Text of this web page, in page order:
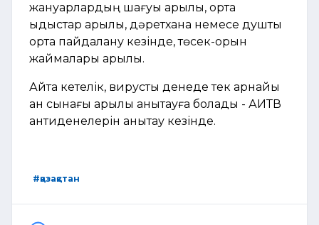
жануарлардың шағуы арқылы, ортақ
ыдыстар арқылы, дәретхана немесе душты
ортақ пайдалану кезінде, төсек-орын
жаймалары арқылы.
Айта кетелік, вирусты денеде тек арнайы
қан сынағы арқылы анықтауға болады - АИТВ
антиденелерін анықтау кезінде.
#қазақстан